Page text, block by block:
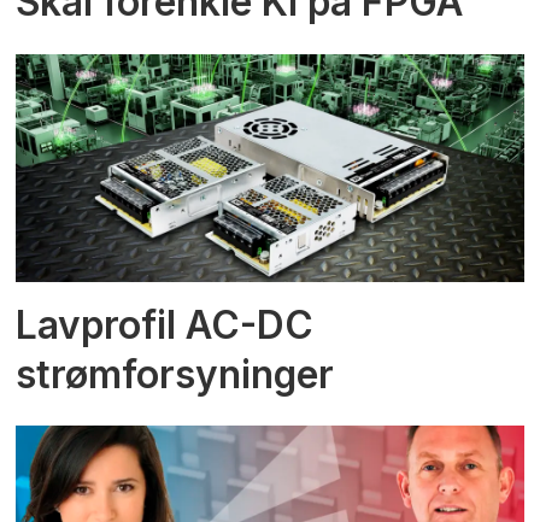
Lavprofil AC-DC
strømforsyninger